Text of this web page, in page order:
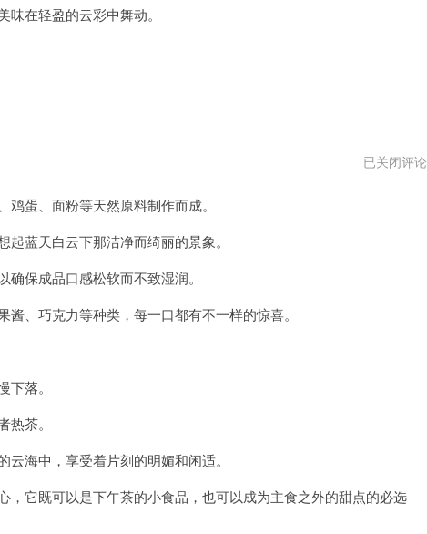
在轻盈的云彩中舞动。
泡
芙
已关闭评论
蛋、面粉等天然原料制作而成。
蓝天白云下那洁净而绮丽的景象。
保成品口感松软而不致湿润。
、巧克力等种类，每一口都有不一样的惊喜。
落。
茶。
海中，享受着片刻的明媚和闲适。
它既可以是下午茶的小食品，也可以成为主食之外的甜点的必选